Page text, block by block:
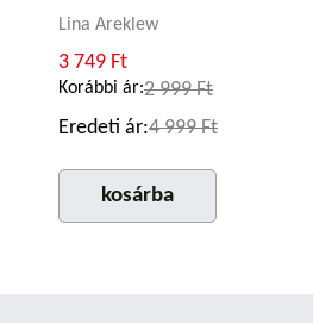
Lina Areklew
3 749 Ft
Korábbi ár:2 999 Ft
Eredeti ár:4 999 Ft
kosárba